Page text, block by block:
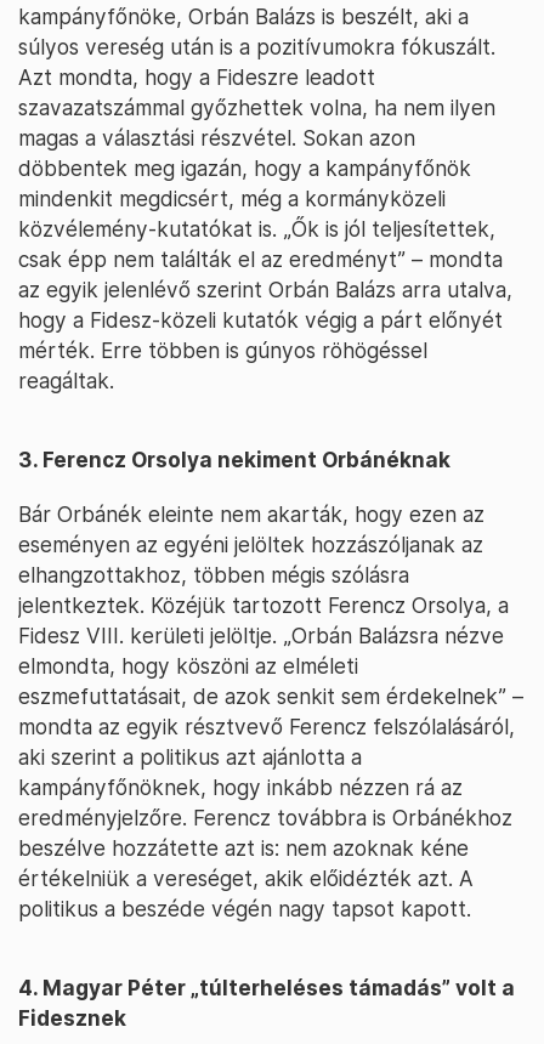
kampányfőnöke, Orbán Balázs is beszélt, aki a
súlyos vereség után is a pozitívumokra fókuszált.
Azt mondta, hogy a Fideszre leadott
szavazatszámmal győzhettek volna, ha nem ilyen
magas a választási részvétel. Sokan azon
döbbentek meg igazán, hogy a kampányfőnök
mindenkit megdicsért, még a kormányközeli
közvélemény-kutatókat is. „Ők is jól teljesítettek,
csak épp nem találták el az eredményt” – mondta
az egyik jelenlévő szerint Orbán Balázs arra utalva,
hogy a Fidesz-közeli kutatók végig a párt előnyét
mérték. Erre többen is gúnyos röhögéssel
reagáltak.
3. Ferencz Orsolya nekiment Orbánéknak
Bár Orbánék eleinte nem akarták, hogy ezen az
eseményen az egyéni jelöltek hozzászóljanak az
elhangzottakhoz, többen mégis szólásra
jelentkeztek. Közéjük tartozott Ferencz Orsolya, a
Fidesz VIII. kerületi jelöltje. „Orbán Balázsra nézve
elmondta, hogy köszöni az elméleti
eszmefuttatásait, de azok senkit sem érdekelnek” –
mondta az egyik résztvevő Ferencz felszólalásáról,
aki szerint a politikus azt ajánlotta a
kampányfőnöknek, hogy inkább nézzen rá az
eredményjelzőre. Ferencz továbbra is Orbánékhoz
beszélve hozzátette azt is: nem azoknak kéne
értékelniük a vereséget, akik előidézték azt. A
politikus a beszéde végén nagy tapsot kapott.
4. Magyar Péter „túlterheléses támadás” volt a
Fidesznek